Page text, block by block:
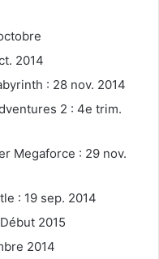
2014
: 28 nov. 2014
2 : 4e trim.
Megaforce : 29 nov.
: 19 sep. 2014
2015
2014